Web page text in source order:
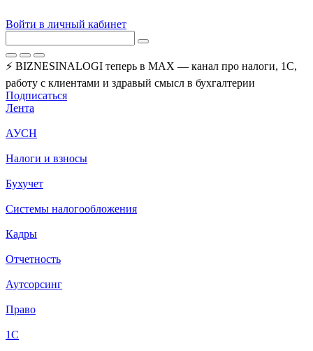
Войти в личный кабинет
⚡ BIZNESINALOGI теперь в MAX — канал про налоги, 1С,
работу с клиентами и здравый смысл в бухгалтерии
Подписаться
Лента
АУСН
Налоги и взносы
Бухучет
Системы налогообложения
Кадры
Отчетность
Аутсорсинг
Право
1С